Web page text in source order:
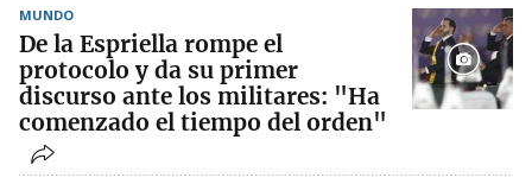
MUNDO
De la Espriella rompe el
protocolo y da su primer
discurso ante los militares: "Ha
comenzado el tiempo del orden"